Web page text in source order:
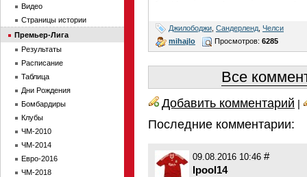
Джилободжи Сандерленд Челси
mihajlo
Просмотров: 6285
Все
Добавить комментарий |
Последние комментарии:
09.08.2016 10:46 #
lpool14
Видео
Страницы истории
Премьер-Лига
Результаты
Расписание
Таблица
Дни Рождения
Бомбардиры
Клубы
ЧМ-2010
ЧМ-2014
Евро-2016
ЧМ-2018